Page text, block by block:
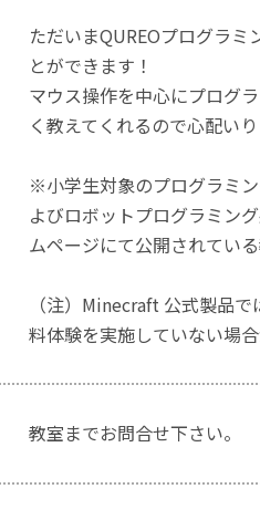
ただいまQUREOプログラ
とができます！
マウス操作を中心にプログ
く教えてくれるので心配い
※小学生対象のプログラミ
よびロボットプログラミン
ムページにて公開されてい
（注）Minecraft 公式製品
料体験を実施していない場合
教室までお問合せ下さい。